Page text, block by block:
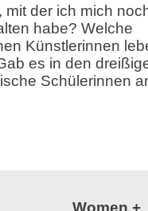
mit der ich mich
habe? Welche
Künstlerinnen
es in den
Schülerinnen
Women +